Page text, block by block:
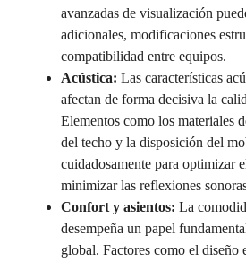
avanzadas de visualización
adicionales, modificaciones
compatibilidad entre equipos.
Acústica: Las características
afectan de forma decisiva la
Elementos como los materiales
del techo y la disposición del
cuidadosamente para optimizar
minimizar las reflexiones
Confort y asientos: La
desempeña un papel
global. Factores como el diseño